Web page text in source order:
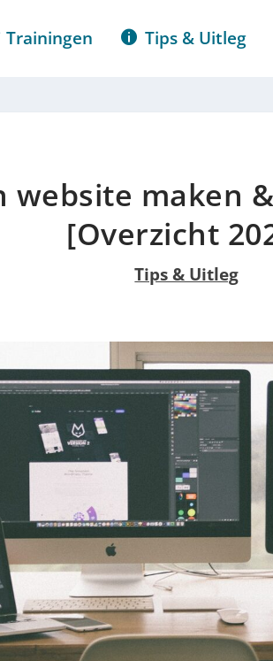
Trainingen Tips & Uitleg
website maken
[Overzicht
Tips & Uitleg